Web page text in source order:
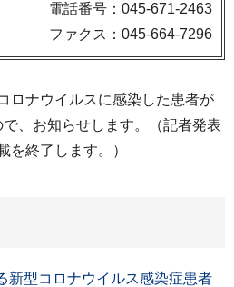
電話番号：045-671-2463
ファクス：045-664-7296
ロナウイルスに感染した患者が
、お知らせします。（記者発表
を終了します。）
新型コロナウイルス感染症患者